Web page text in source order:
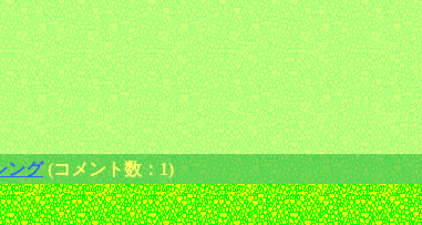
ング(コメント数：1)